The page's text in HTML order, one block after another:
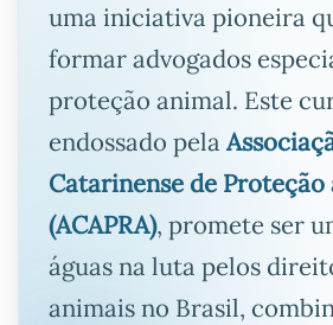
uma iniciativa pioneira
formar advogados
proteção animal. Este
endossado pela
Catarinense de Proteção
(ACAPRA), promete ser
águas na luta pelos
animais no Brasil,